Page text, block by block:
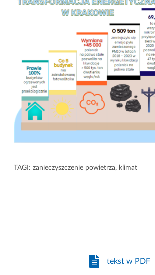
TAGI: zanieczyszczenie powietrza, klimat
tekst w PDF